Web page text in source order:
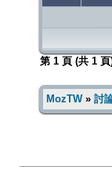
第 1 頁 (共 1 頁
MozTW» 討